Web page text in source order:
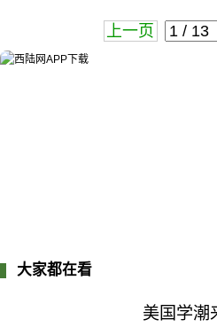
上一页
大家都在看
美国学潮